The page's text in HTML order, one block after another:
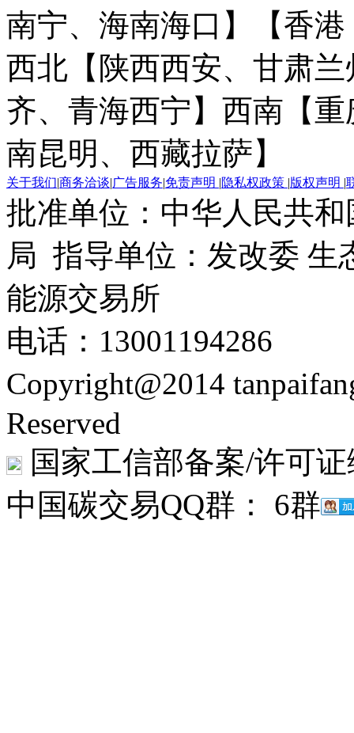
南宁、海南海口】
【香
西北【陕西西安、甘肃
齐、青海西宁】 西南【
南昆明、西藏拉萨】
关于我们|商务洽谈|广告服务|免责声明 |隐私权政策 |版权声明 |
批准单位：中华人民共
局 指导单位：发改委 生
能源交易所
电话：13001194286
Copyright@2014
Reserved
国家工信部备案/许可
中国碳交易QQ群： 6群